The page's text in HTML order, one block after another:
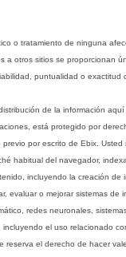
o tratamiento de ninguna
otros sitios se proporcionan
puntualidad o exactitud
de la información aquí
está protegido por
por escrito de Ebix. Usted
habitual del navegador,
incluyendo la creación
evaluar o mejorar sistemas de
redes neuronales,
el uso relacionado
el derecho de hacer